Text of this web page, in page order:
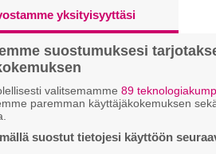
yksityisyyttäsi
suostumuksesi
valitsemamme 89
paremman käyttäjäkokemuksen
suostut tietojesi käyttöön